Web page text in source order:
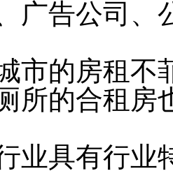
广告公司、
市的房租不
所的合租房
业具有行业